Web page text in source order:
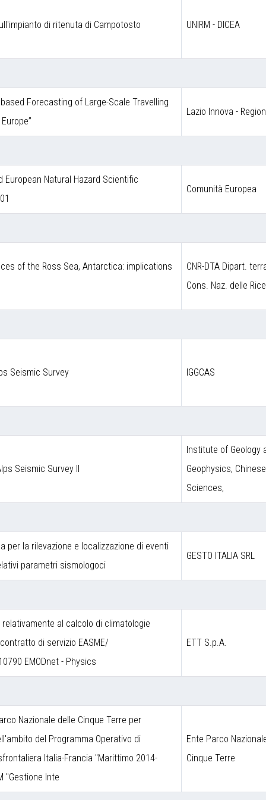
di ritenuta di Campotosto UNIRM - DICEA
Forecasting of Large-Scale Travelling
Lazio Innova -
European Natural Hazard Scientific
Comunità Europea
of the Ross Sea, Antarctica: implications
CNR-DTA Dipart.
Cons. Naz. delle
Seismic Survey IGGCAS
Seismic Survey II
Institute of Geology
Geophysics,
Sciences,
per la rilevazione e localizzazione di eventi
parametri sismologoci
GESTO ITALIA SRL
al calcolo di climatologie
di servizio EASME/
EMODnet - Physics
ETT S.p.A.
Nazionale delle Cinque Terre per
del Programma Operativo di
Italia-Francia "Marittimo 2014-
"Gestione Inte
Ente Parco
Cinque Terre